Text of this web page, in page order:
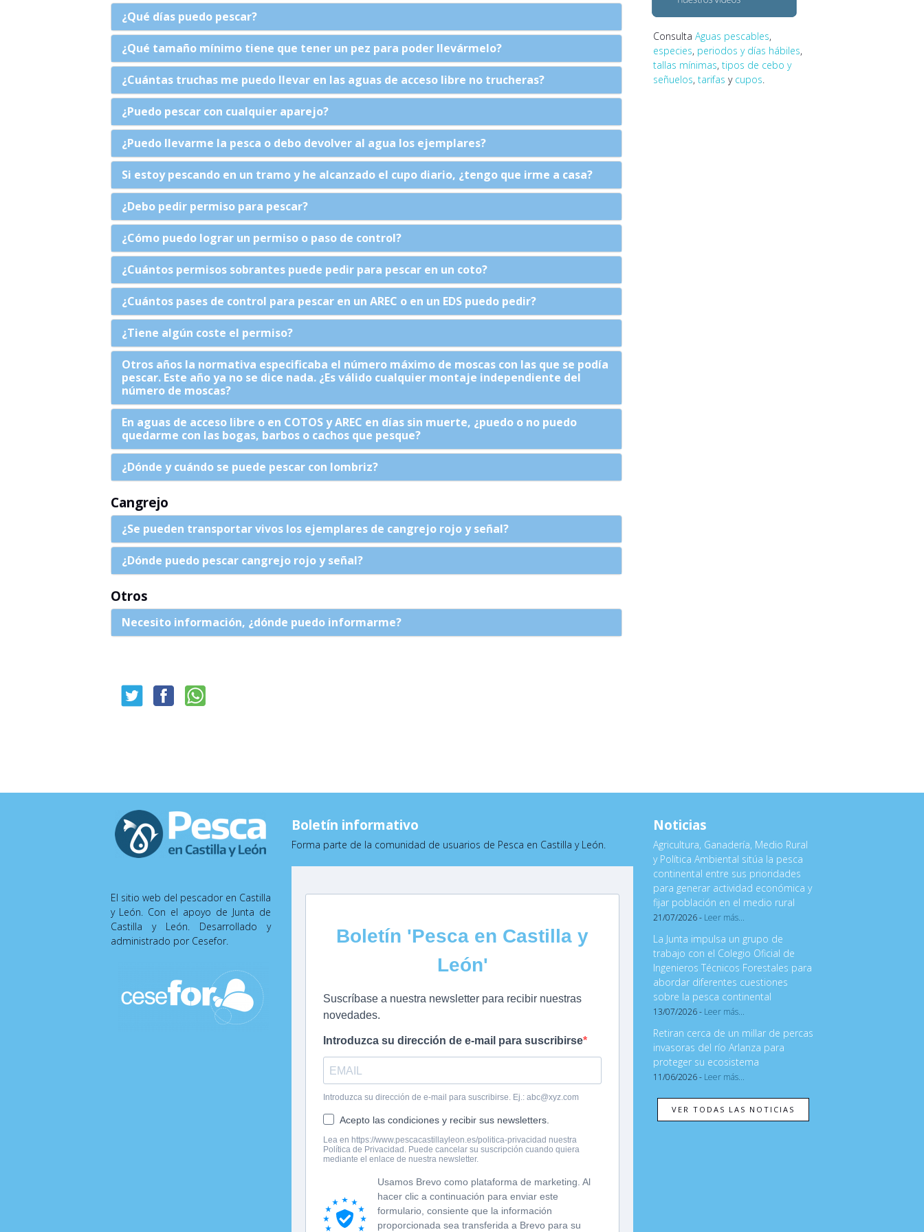
¿Qué días puedo pescar?
¿Qué tamaño mínimo tiene que tener un pez para poder llevármelo?
¿Cuántas truchas me puedo llevar en las aguas de acceso libre no trucheras?
¿Puedo pescar con cualquier aparejo?
¿Puedo llevarme la pesca o debo devolver al agua los ejemplares?
Si estoy pescando en un tramo y he alcanzado el cupo diario, ¿tengo que irme a casa?
¿Debo pedir permiso para pescar?
¿Cómo puedo lograr un permiso o paso de control?
¿Cuántos permisos sobrantes puede pedir para pescar en un coto?
¿Cuántos pases de control para pescar en un AREC o en un EDS puedo pedir?
¿Tiene algún coste el permiso?
Otros años la normativa especificaba el número máximo de moscas con las que se podía
pescar. Este año ya no se dice nada. ¿Es válido cualquier montaje independiente del
número de moscas?
En aguas de acceso libre o en COTOS y AREC en días sin muerte, ¿puedo o no puedo
quedarme con las bogas, barbos o cachos que pesque?
¿Dónde y cuándo se puede pescar con lombriz?
Cangrejo
¿Se pueden transportar vivos los ejemplares de cangrejo rojo y señal?
¿Dónde puedo pescar cangrejo rojo y señal?
Otros
Necesito información, ¿dónde puedo informarme?
ConsultaAguas pescables,
especies, periodos y días hábiles,
tallas mínimas,tipos de cebo y
señuelos,tarifas y cupos
El sitio web del pescador en Castilla
y León. Con el apoyo de Junta de
Castilla y León. Desarrollado y
administrado por Cesefor.
Boletín informativo
Forma parte de la comunidad de usuarios de Pesca en Castilla y León.
Noticias
Agricultura, Ganadería, Medio Rural
y Política Ambiental sitúa la pesca
continental entre sus prioridades
para generar actividad económica y
fijar población en el medio rural
21/07/2026 - Leer más...
La Junta impulsa un grupo de
trabajo con el Colegio Oficial de
Ingenieros Técnicos Forestales para
abordar diferentes cuestiones
sobre la pesca continental
13/07/2026 - Leer más...
Retiran cerca de un millar de percas
invasoras del río Arlanza para
proteger su ecosistema
11/06/2026 - Leer más...